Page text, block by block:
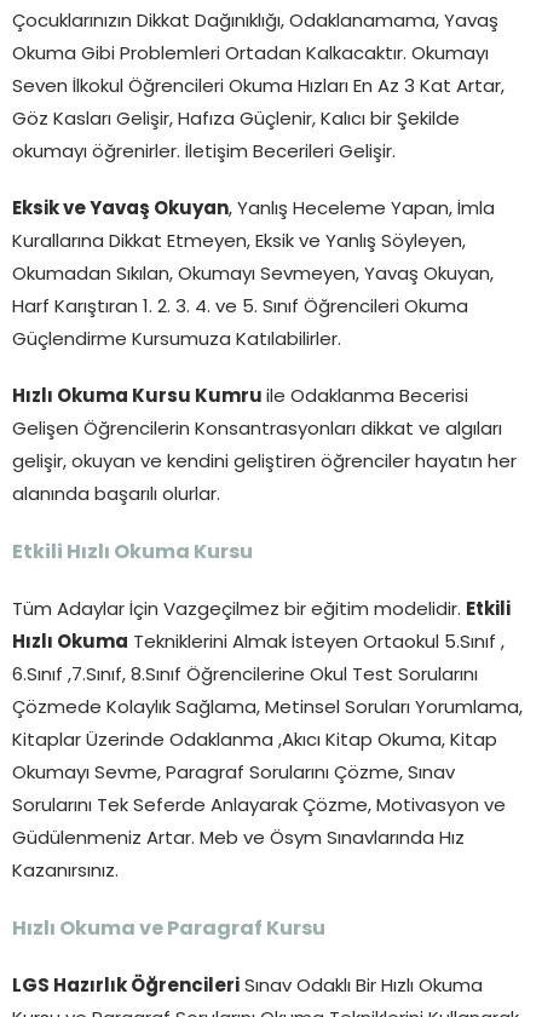
Çocuklarınızın Dikkat Dağınıklığı, Odaklanamama, Yavaş
Okuma Gibi Problemleri Ortadan Kalkacaktır. Okumayı
Seven İlkokul Öğrencileri Okuma Hızları En Az 3 Kat Artar,
Göz Kasları Gelişir, Hafıza Güçlenir, Kalıcı bir Şekilde
okumayı öğrenirler. İletişim Becerileri Gelişir.
Eksik ve Yavaş Okuyan, Yanlış Heceleme Yapan, İmla
Kurallarına Dikkat Etmeyen, Eksik ve Yanlış Söyleyen,
Okumadan Sıkılan, Okumayı Sevmeyen, Yavaş Okuyan,
Harf Karıştıran 1. 2. 3. 4. ve 5. Sınıf Öğrencileri Okuma
Güçlendirme Kursumuza Katılabilirler.
Hızlı Okuma Kursu Kumru ile Odaklanma Becerisi
Gelişen Öğrencilerin Konsantrasyonları dikkat ve algıları
gelişir, okuyan ve kendini geliştiren öğrenciler hayatın her
alanında başarılı olurlar.
Etkili Hızlı Okuma Kursu
Tüm Adaylar İçin Vazgeçilmez bir eğitim modelidir. Etkili
Hızlı Okuma Tekniklerini Almak İsteyen Ortaokul 5.Sınıf ,
6.Sınıf ,7.Sınıf, 8.Sınıf Öğrencilerine Okul Test Sorularını
Çözmede Kolaylık Sağlama, Metinsel Soruları Yorumlama,
Kitaplar Üzerinde Odaklanma ,Akıcı Kitap Okuma, Kitap
Okumayı Sevme, Paragraf Sorularını Çözme, Sınav
Sorularını Tek Seferde Anlayarak Çözme, Motivasyon ve
Güdülenmeniz Artar. Meb ve Ösym Sınavlarında Hız
Kazanırsınız.
Hızlı Okuma ve Paragraf Kursu
LGS Hazırlık Öğrencileri Sınav Odaklı Bir Hızlı Okuma